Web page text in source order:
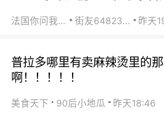
法国你问我答 街友64823891 昨天
普拉多哪里有卖麻辣烫里的
啊！！！！！
美食天下 90后小地瓜 昨天18:46